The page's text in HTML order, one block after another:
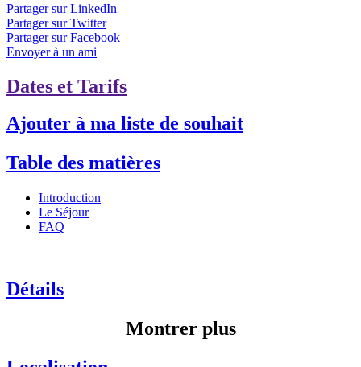
Partager sur LinkedIn
Partager sur Twitter
Partager sur Facebook
Envoyer à un ami
Dates et Tarifs
Ajouter à ma liste de souhait
Table des matières
Introduction
Le Séjour
FAQ
Détails
Montrer plus